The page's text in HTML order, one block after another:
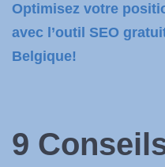
Optimisez votre
avec l’outil SEO
Belgique!
9